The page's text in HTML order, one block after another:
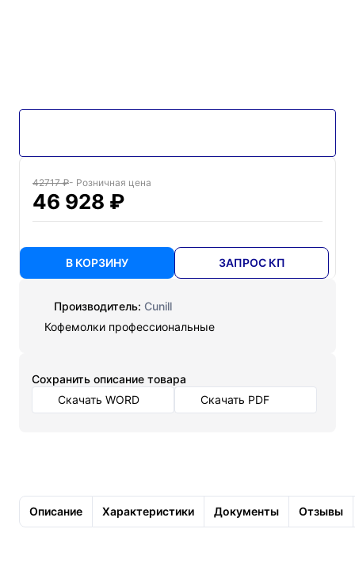
42717 ₽- Розничная цена
46 928 ₽
В КОРЗИНУ ЗАПРОС КП
Производитель: Cunill
Кофемолки профессиональные
Cохранить описание товара
Скачать WORD
Скачать PDF
Описание Характеристики Документы Отзывы